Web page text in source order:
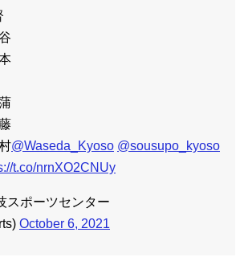
@Waseda_Kyoso @sousupo_kyoso
t.co/nrnXO2CNUy
ポーツセンター
October 6, 2021